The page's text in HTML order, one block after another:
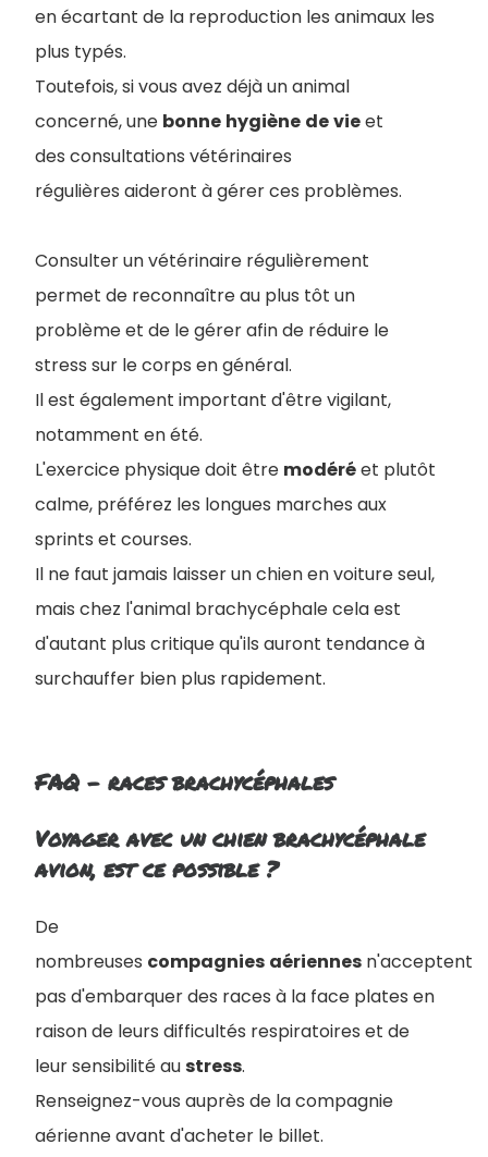
en écartant de la reproduction les animaux les
plus typés.
Toutefois, si vous avez déjà un animal
concerné, une bonne hygiène devieet
des consultations vétérinaires
régulières aideront à gérer ces problèmes.
Consulter un vétérinaire régulièrement
permet de reconnaître au plus tôt un
problème et de le gérer afin de réduire le
stress sur le corps en général.
Il est également important d'être vigilant,
notamment en été.
L'exercice physique doit être modéréet plutôt
calme, préférez les longues marches aux
sprints et courses.
Il ne faut jamais laisser un chien en voiture seul,
mais chez l'animal brachycéphale cela est
d'autant plus critique qu'ils auront tendance à
surchauffer bien plus rapidement.
FAQ - races brachycéphales
Voyager avec un chien brachycéphale
avion, est ce possible ?
De
nombreuses compagnies aériennes n'acceptent
pas d'embarquer des races à la face plates en
raison de leurs difficultés respiratoires et de
leur sensibilité austress.
Renseignez-vous auprès de la compagnie
aérienne avant d'acheter le billet.